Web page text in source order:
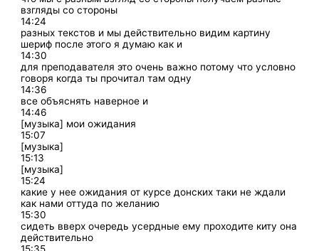
взгляды со стороны
14:24
разных текстов и мы действительно видим картину
шериф после этого я думаю как и
14:30
для преподавателя это очень важно потому что условно
говоря когда ты прочитал там одну
14:36
все объяснять наверное и
14:46
[музыка] мои ожидания
15:07
[музыка]
15:13
[музыка]
15:24
какие у нее ожидания от курсе донских таки не ждали
как нами оттуда по желанию
15:30
сидеть вверх очередь усердные ему проходите киту она
действительно
15:35